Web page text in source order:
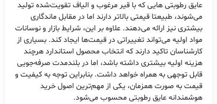
عایق رطوبتی هایی که با قیر مرغوب و الیاف تقویت‌شده تولید
می‌شوند، طبیعتا قیمتی بالاتر دارند اما در مقابل ماندگاری
بیشتری نیز ارائه می‌دهند. علاوه بر این، شرایط بازار و نوسانات
مواد اولیه می‌تواند تغییراتی در قیمت‌ها ایجاد کند. بسیاری از
کارشناسان تاکید دارند که انتخاب محصول استاندارد هرچند
هزینه اولیه بیشتری داشته باشد، اما در بلندمدت صرفه‌جویی
قابل توجهی به همراه خواهد داشت. بنابراین توجه به کیفیت و
قیمت به صورت همزمان، یکی از مهم‌ترین اصول خرید
هوشمندانه عایق رطوبتی محسوب می‌شود.